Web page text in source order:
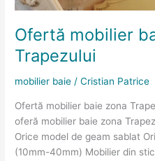
Ofertă mobilier
Trapezului
mobilier baie /Cristian Patrice
Ofertă mobilier baie zona
oferă mobilier baie zona
Orice model de geam sablat
(10mm-40mm) Mobilier din